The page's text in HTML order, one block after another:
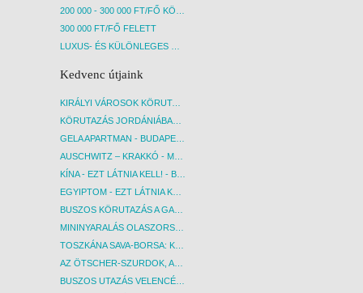
200 000 - 300 000 FT/FŐ KÖZÖTT
300 000 FT/FŐ FELETT
LUXUS- ÉS KÜLÖNLEGES UTAK
Kedvenc útjaink
KIRÁLYI VÁROSOK KÖRUTAZÁS KÖZVETLEN REPÜLŐJÁRATTAL - BUDAPEST, REPÜLŐ
KÖRUTAZÁS JORDÁNIÁBAN, HOLT-TENGERI PIHENÉSSEL - BUDAPEST, REPÜLŐ
GELA APARTMAN - BUDAPEST, REPÜLŐ
AUSCHWITZ – KRAKKÓ - MEGRÁZÓ IDŐUTAZÁS! - BUDAPEST, BUSZ
KÍNA - EZT LÁTNIA KELL! - BUDAPEST, REPÜLŐ
EGYIPTOM - EZT LÁTNIA KELL! - BUDAPEST, REPÜLŐ
BUSZOS KÖRUTAZÁS A GARDA-TÓ KÖRNYÉKÉN - BUDAPEST, BUSZ
MININYARALÁS OLASZORSZÁGBAN: ÉSZAK-OLASZ GYÖNGYSZEMEK NYOMÁBAN - BUDAPEST, BUSZ
TOSZKÁNA SAVA-BORSA: KÓSTOLÓK ÉS KULTURÁLIS UTAZÁS - BUDAPEST, BUSZ
AZ ÖTSCHER-SZURDOK, AUSZTRIA GRAND CANYONJA - BUDAPEST, BUSZ
BUSZOS UTAZÁS VELENCÉBE - BUDAPEST, BUSZ